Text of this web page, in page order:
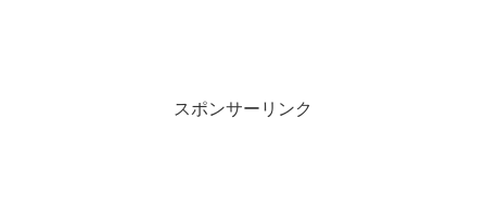
スポンサーリンク